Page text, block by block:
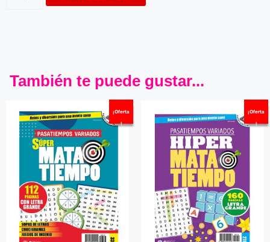
También te puede gustar...
¡Oferta
!
¡Oferta
!